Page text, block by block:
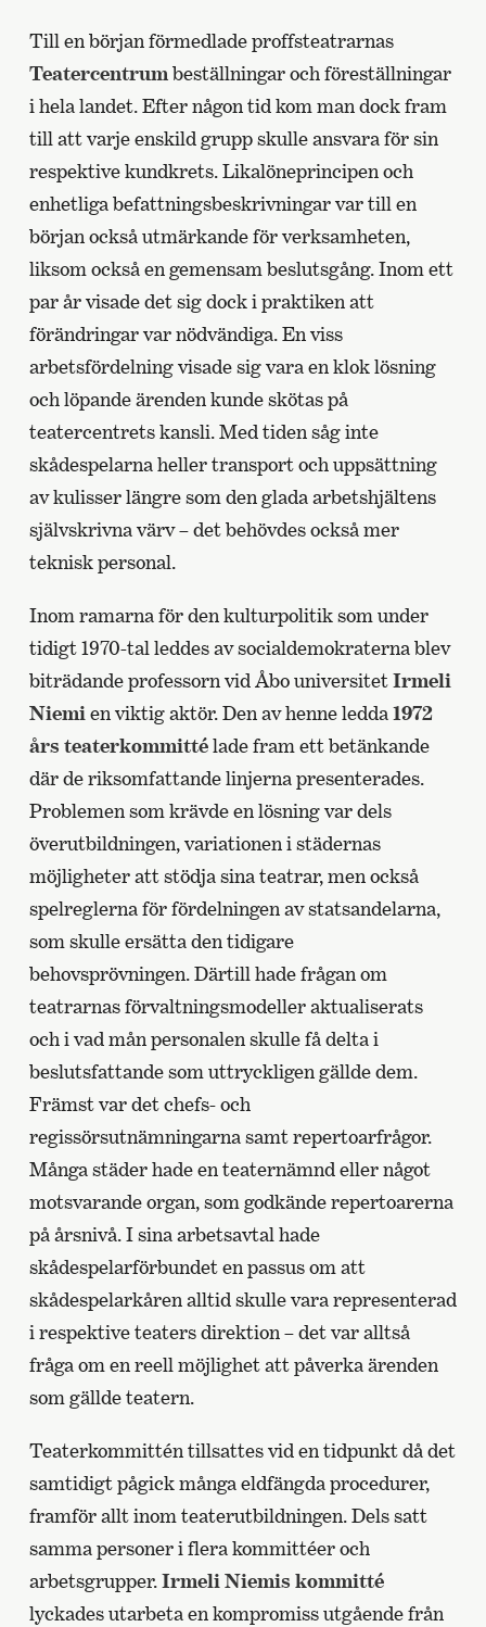
Till en början förmedlade proffsteatrarnas
Teatercentrum beställningar och föreställningar
i hela landet. Efter någon tid kom man dock fram
till att varje enskild grupp skulle ansvara för sin
respektive kundkrets. Likalöneprincipen och
enhetliga befattningsbeskrivningar var till en
början också utmärkande för verksamheten,
liksom också en gemensam beslutsgång. Inom ett
par år visade det sig dock i praktiken att
förändringar var nödvändiga. En viss
arbetsfördelning visade sig vara en klok lösning
och löpande ärenden kunde skötas på
teatercentrets kansli. Med tiden såg inte
skådespelarna heller transport och uppsättning
av kulisser längre som den glada arbetshjältens
självskrivna värv – det behövdes också mer
teknisk personal.
Inom ramarna för den kulturpolitik som under
tidigt 1970-tal leddes av socialdemokraterna blev
biträdande professorn vid Åbo universitetIrmeli
Niemi en viktig aktör. Den av henne ledda1972
års teaterkommittélade fram ett betänkande
där de riksomfattande linjerna presenterades.
Problemen som krävde en lösning var dels
överutbildningen, variationen i städernas
möjligheter att stödja sina teatrar, men också
spelreglerna för fördelningen av statsandelarna,
som skulle ersätta den tidigare
behovsprövningen. Därtill hade frågan om
teatrarnas förvaltningsmodeller aktualiserats
och i vad mån personalen skulle få delta i
beslutsfattande som uttryckligen gällde dem.
Främst var det chefs- och
regissörsutnämningarna samt repertoarfrågor.
Många städer hade en teaternämnd eller något
motsvarande organ, som godkände repertoarerna
på årsnivå. I sina arbetsavtal hade
skådespelarförbundet en passus om att
skådespelarkåren alltid skulle vara representerad
i respektive teaters direktion – det var alltså
fråga om en reell möjlighet att påverka ärenden
som gällde teatern.
Teaterkommittén tillsattes vid en tidpunkt då det
samtidigt pågick många eldfängda procedurer,
framför allt inom teaterutbildningen. Dels satt
samma personer i flera kommittéer och
arbetsgrupper.Irmeli Niemis kommitté
lyckades utarbeta en kompromiss utgående från